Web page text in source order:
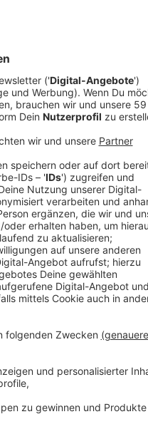
Büros starten jetzt
hat, kann das auch
ein WM-Tippspiel
sich innerhalb von wenigen
Plattformen wie kicktipp
wie demKickeroder
Mail-Adresse anlegen und
klassisch mag oder
auch ganz
Büro organisieren.
werden, müsst ihr